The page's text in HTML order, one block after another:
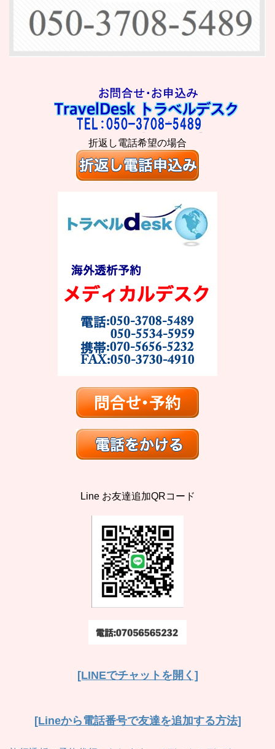
折返し電話希望の場合
Line お友達追加QRコード
[LINEでチャットを開く]
[Lineから電話番号で友達を追加する方法]